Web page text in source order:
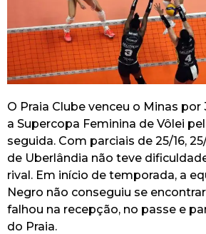
O Praia Clube venceu o Minas por
a Supercopa Feminina de Vôlei
seguida. Com parciais de 25/16,
de Uberlândia não teve
rival. Em início de temporada, a
Negro não conseguiu se
falhou na recepção, no passe e
do Praia.